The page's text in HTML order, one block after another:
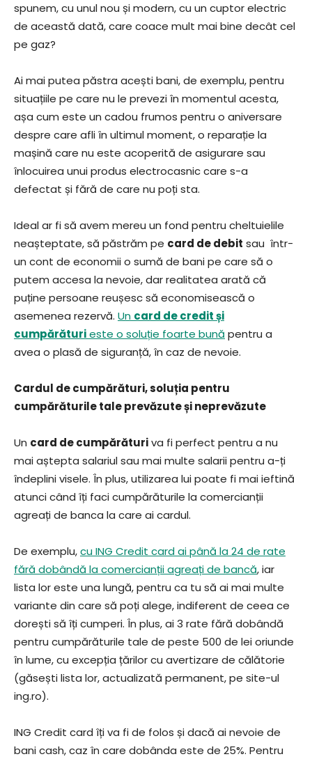
spunem, cu unul nou și modern, cu un cuptor electric
de această dată, care coace mult mai bine decât cel
pe gaz?
Ai mai putea păstra acești bani, de exemplu, pentru
situațiile pe care nu le prevezi în momentul acesta,
așa cum este un cadou frumos pentru o aniversare
despre care afli în ultimul moment, o reparație la
mașină care nu este acoperită de asigurare sau
înlocuirea unui produs electrocasnic care s-a
defectat și fără de care nu poți sta.
Ideal ar fi să avem mereu un fond pentru cheltuielile
neașteptate, să păstrăm pe card de debit sau într-
un cont de economii o sumă de bani pe care să o
putem accesa la nevoie, dar realitatea arată că
puține persoane reușesc să economisească o
asemenea rezervă. Un card de credit și
cumpărăturieste o soluție foarte bună pentru a
avea o plasă de siguranță, în caz de nevoie.
Cardul de cumpărături, soluția pentru
cumpărăturile tale prevăzute și neprevăzute
Un card de cumpărăturiva fi perfect pentru a nu
mai aștepta salariul sau mai multe salarii pentru a-ți
îndeplini visele. În plus, utilizarea lui poate fi mai ieftină
atunci când îți faci cumpărăturile la comercianții
agreați de banca la care ai cardul.
De exemplu,cu ING Credit card ai până la 24 de rate
fără dobândă la comercianții agreați de bancă, iar
lista lor este una lungă, pentru ca tu să ai mai multe
variante din care să poți alege, indiferent de ceea ce
dorești să îți cumperi. În plus, ai 3 rate fără dobândă
pentru cumpărăturile tale de peste 500 de lei oriunde
în lume, cu excepția țărilor cu avertizare de călătorie
(găsești lista lor, actualizată permanent, pe site-ul
ing.ro).
ING Credit card îți va fi de folos și dacă ai nevoie de
bani cash, caz în care dobânda este de 25%. Pentru